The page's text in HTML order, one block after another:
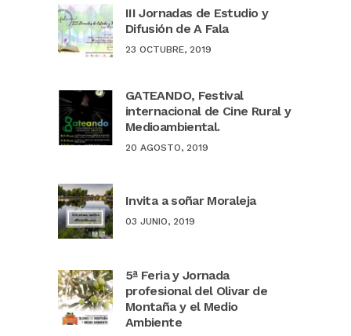
III Jornadas de Estudio y
Difusión de A Fala
23 OCTUBRE, 2019
GATEANDO, Festival
internacional de Cine Rural y
Medioambiental.
20 AGOSTO, 2019
Invita a soñar Moraleja
03 JUNIO, 2019
5ª Feria y Jornada
profesional del Olivar de
Montaña y el Medio
Ambiente